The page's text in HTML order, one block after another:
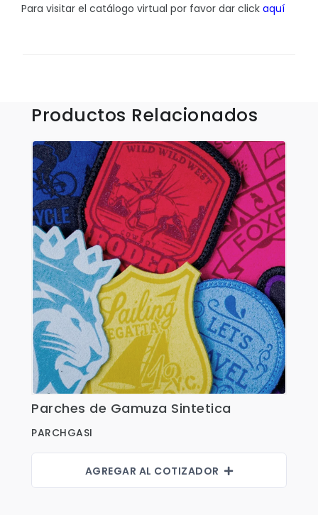
Camisas Outdoors
Deportivas
Fajas
Faldas
Gorras
Indumentaria Mundialista
Jackets
Juniors
Juvenil
Maletines
Mujeres
Niños
Polos
Para visitar el catálogo virtual por favor dar click aquí
Productos Relacionados
Ver Detalles
Parches de Gamuza Sintetica
PARCHGASI
AGREGAR AL COTIZADOR